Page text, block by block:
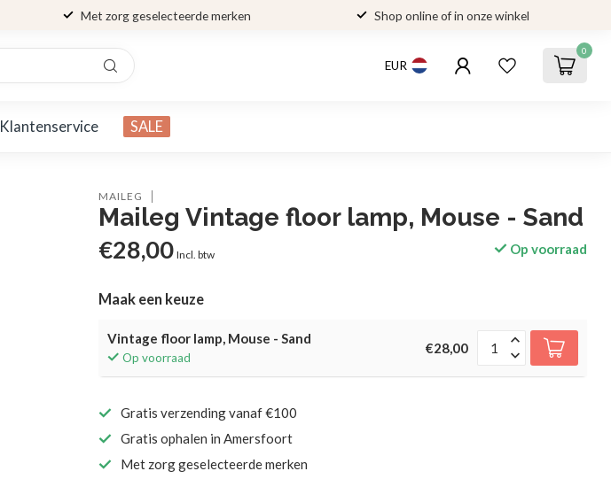
Met zorg geselecteerde merken Shop online of in onze winkel
EUR
0
Klantenservice SALE
MAILEG
Maileg Vintage floor lamp, Mouse - Sand
€28,00 Incl. btw Op voorraad
Maak een keuze
Vintage floor lamp, Mouse - Sand
Op voorraad
€28,00
Gratis verzending vanaf €100
Gratis ophalen in Amersfoort
Met zorg geselecteerde merken